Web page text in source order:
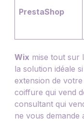
PrestaShop
Wix mise tout sur
la solution idéale
extension de
coiffure qui vend
consultant qui
ne vous demande